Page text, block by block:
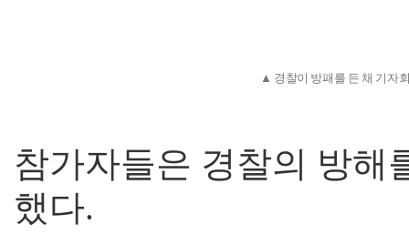
▲ 경찰이 방패를 든 채 기자
참가자들은 경찰의 방해
했다.